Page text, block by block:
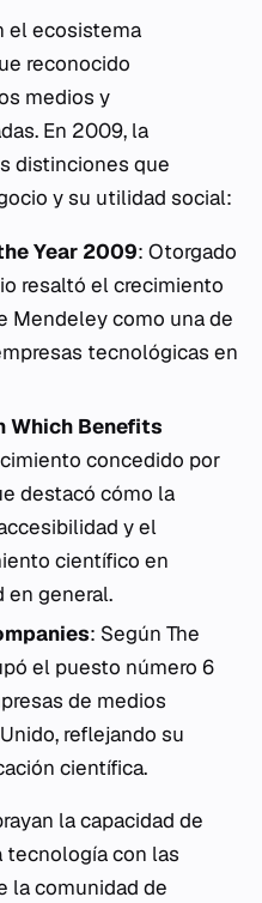
el ecosistema
reconocido
medios y
En 2009, la
distinciones que
y su utilidad social:
Year 2009: Otorgado
resaltó el crecimiento
Mendeley como una de
tecnológicas en
Which Benefits
concedido por
destacó cómo la
y el
científico en
en general.
: Según The
el puesto número 6
de medios
reflejando su
científica.
la capacidad de
tecnología con las
la comunidad de